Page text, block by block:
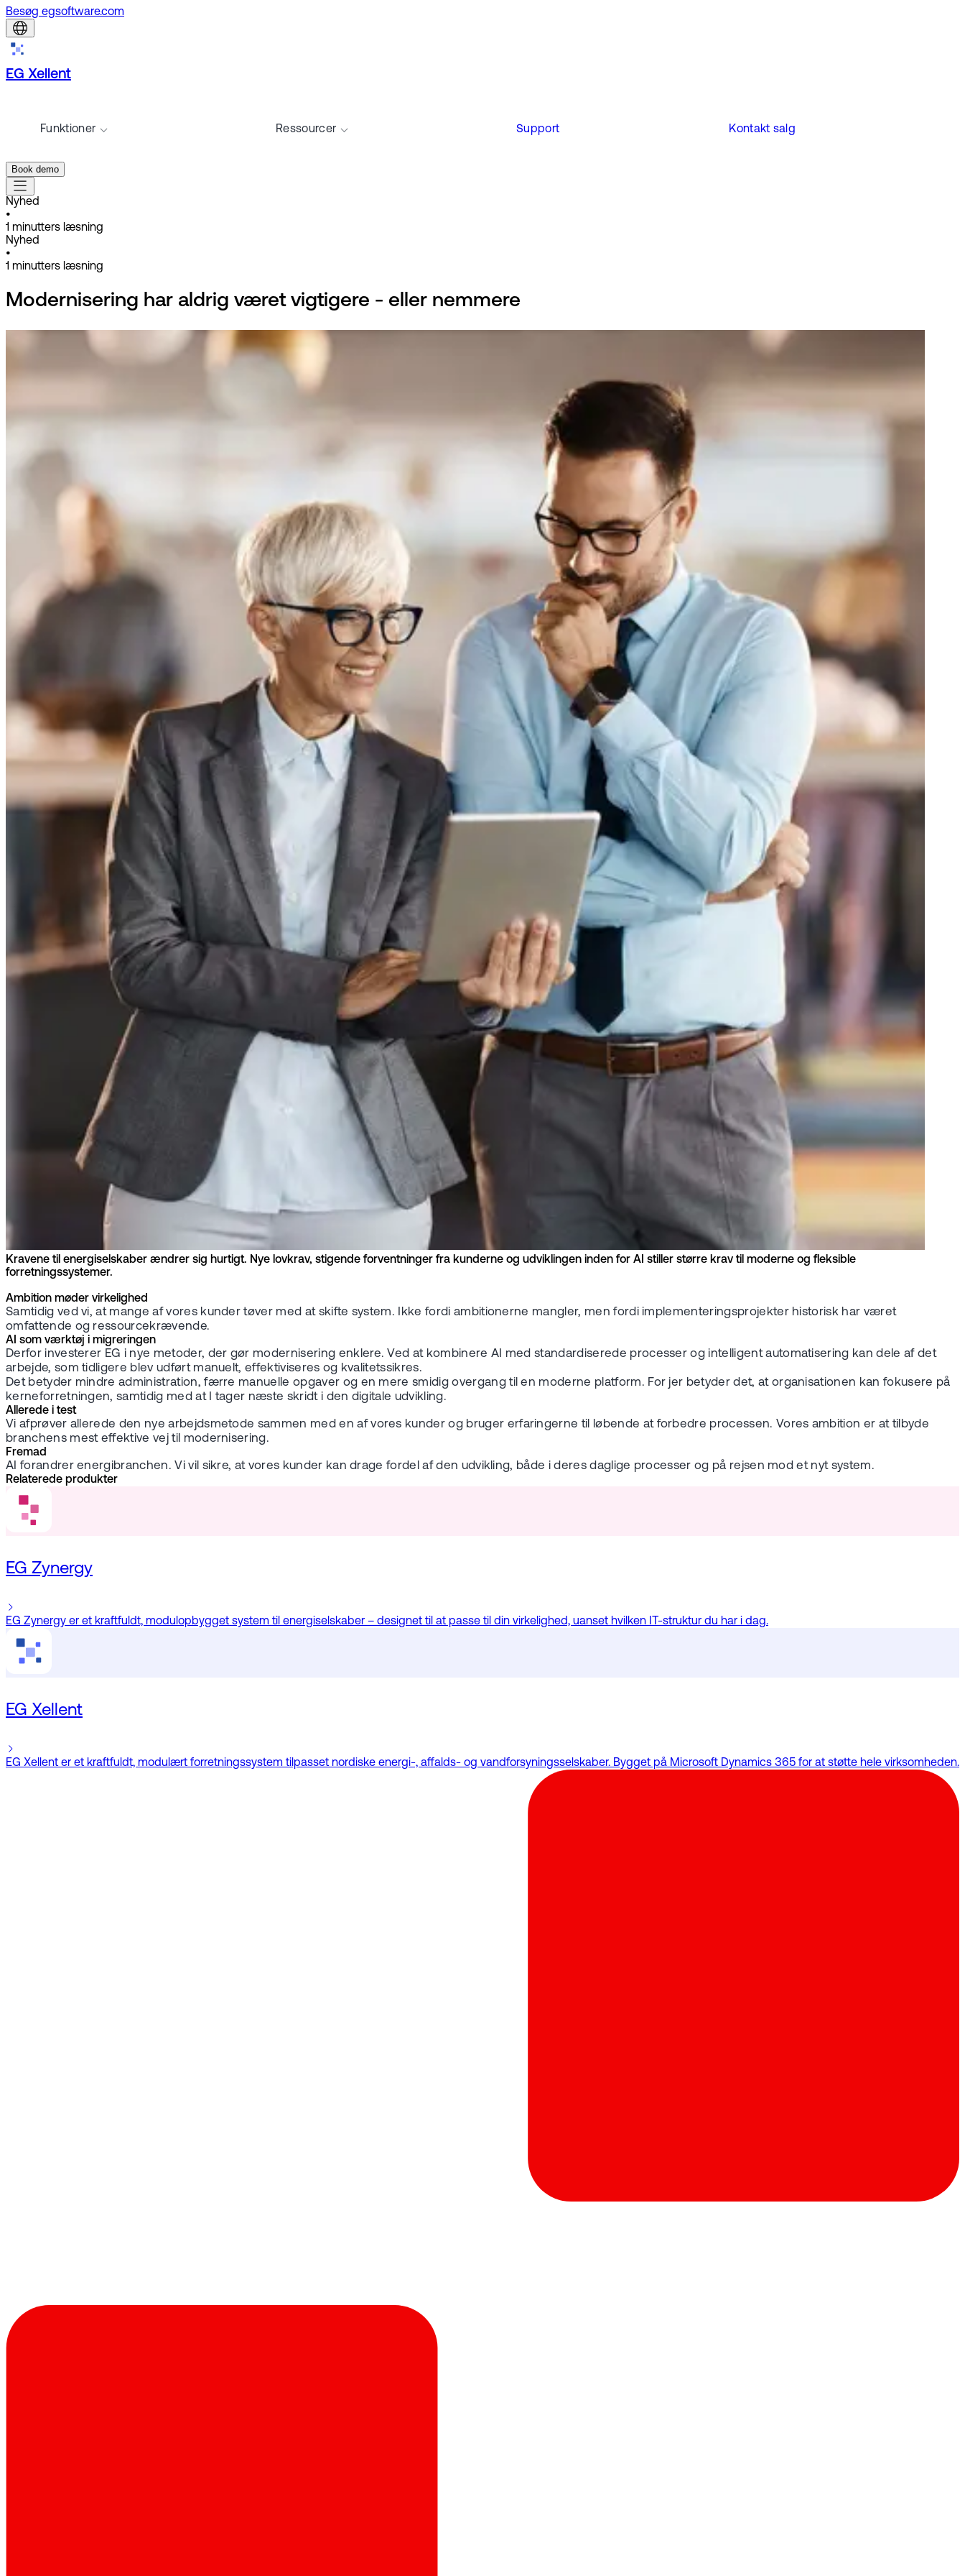
Besøg egsoftware.com
EG Xellent
Funktioner Ressourcer Support Kontakt salg
Book demo
Nyhed
•
1 minutters læsning
Nyhed
•
1 minutters læsning
Modernisering har aldrig været vigtigere - eller nemmere
Kravene til energiselskaber ændrer sig hurtigt. Nye lovkrav, stigende forventninger fra kunderne og udviklingen inden for AI stiller større krav til moderne og fleksible
forretningssystemer.
Ambition møder virkelighed
Samtidig ved vi, at mange af vores kunder tøver med at skifte system. Ikke fordi ambitionerne mangler, men fordi implementeringsprojekter historisk har været
omfattende og ressourcekrævende.
AI som værktøj i migreringen
Derfor investerer EG i nye metoder, der gør modernisering enklere. Ved at kombinere AI med standardiserede processer og intelligent automatisering kan dele af det
arbejde, som tidligere blev udført manuelt, effektiviseres og kvalitetssikres.
Det betyder mindre administration, færre manuelle opgaver og en mere smidig overgang til en moderne platform. For jer betyder det, at organisationen kan fokusere på
kerneforretningen, samtidig med at I tager næste skridt i den digitale udvikling.
Allerede i test
Vi afprøver allerede den nye arbejdsmetode sammen med en af vores kunder og bruger erfaringerne til løbende at forbedre processen. Vores ambition er at tilbyde
branchens mest effektive vej til modernisering.
Fremad
AI forandrer energibranchen. Vi vil sikre, at vores kunder kan drage fordel af den udvikling, både i deres daglige processer og på rejsen mod et nyt system.
Relaterede produkter
EG Zynergy
EG Zynergy er et kraftfuldt, modulopbygget system til energiselskaber – designet til at passe til din virkelighed, uanset hvilken IT-struktur du har i dag.
EG Xellent
EG Xellent er et kraftfuldt, modulært forretningssystem tilpasset nordiske energi-, affalds- og vandforsyningsselskaber. Bygget på Microsoft Dynamics 365 for at støtte hele virksomheden.